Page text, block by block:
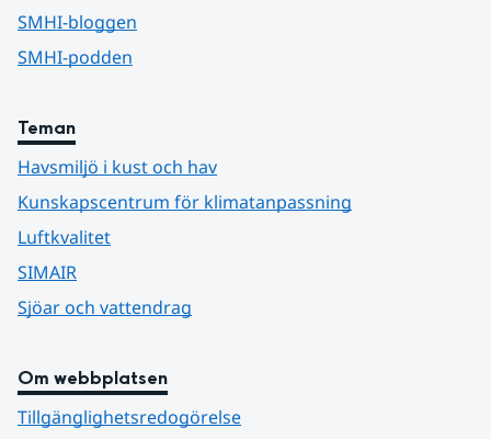
SMHI-bloggen
SMHI-podden
Teman
Havsmiljö i kust och hav
Kunskapscentrum för klimatanpassning
Luftkvalitet
SIMAIR
Sjöar och vattendrag
Om webbplatsen
Tillgänglighetsredogörelse